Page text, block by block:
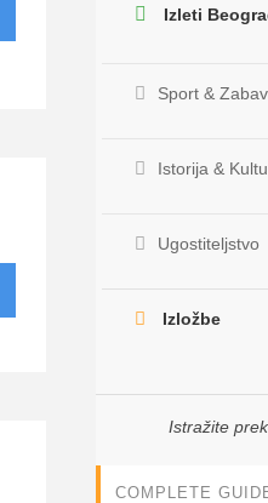
Izleti
Sport &
Istorija &
Ugostiteljstvo
Izložbe
Istražite
COMPLETE